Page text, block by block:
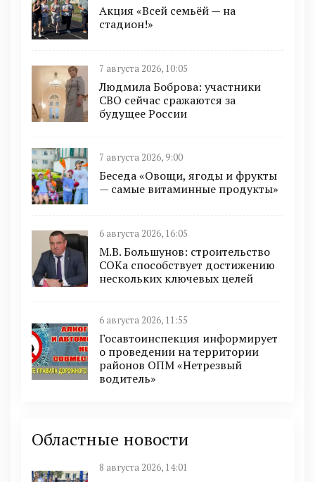
Акция «Всей семьёй — на
стадион!»
7 августа 2026, 10:05
Людмила Боброва: участники
СВО сейчас сражаются за
будущее России
7 августа 2026, 9:00
Беседа «Овощи, ягоды и фрукты
— самые витаминные продукты»
6 августа 2026, 16:05
М.В. Большунов: строительство
СОКа способствует достижению
нескольких ключевых целей
6 августа 2026, 11:55
Госавтоинспекция информирует
о проведении на территории
районов ОПМ «Нетрезвый
водитель»
Областные новости
8 августа 2026, 14:01